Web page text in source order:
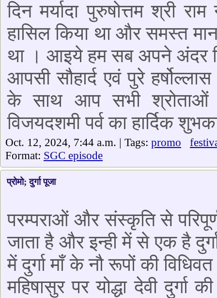
दिन मर्यादा पुरुषोत्तम श्री
हासिल किया था और समस्त
था । आइये हम सब अपने अंदर
आपसी सौहार्द एवं पुरे
के साथ आप सभी श्रोताओं
विजयदशमी पर्व का हार्दिक
Oct. 12, 2024, 7:44 a.m. | Tags: promo
Format: SGC episode
प्रोमो; दुर्गा पूजा
परम्पराओं और संस्कृति से परिपूर्ण
जाता है और इन्ही में से एक है
में दुर्गा माँ के नौ रूपों की
महिषासुर पर योद्धा देवी दुर्गा